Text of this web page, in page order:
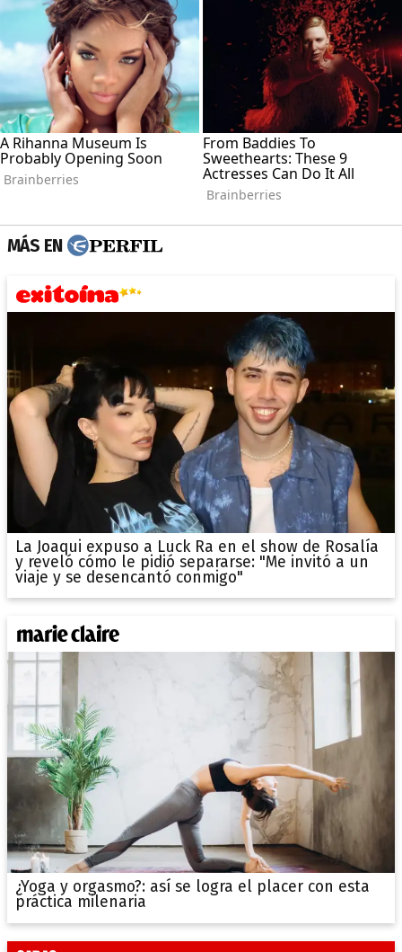
MÁS EN
La Joaqui expuso a Luck Ra en el show de Rosalía
y reveló cómo le pidió separarse: "Me invitó a un
viaje y se desencantó conmigo"
¿Yoga y orgasmo?: así se logra el placer con esta
práctica milenaria